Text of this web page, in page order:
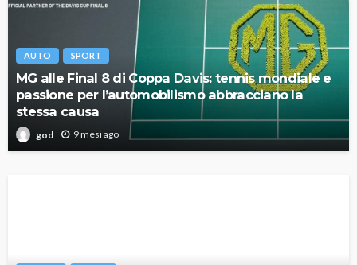
AUTO SPORT
MG alle Final 8 di Coppa Davis: tennis mondiale e
passione per l’automobilismo abbracciano la
stessa causa
god 9 mesi ago